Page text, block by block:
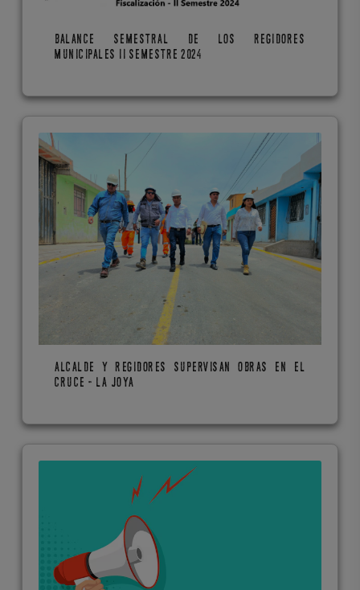
BALANCE SEMESTRAL DE LOS REGIDORES
MUNICIPALES II SEMESTRE 2024
ALCALDE Y REGIDORES SUPERVISAN OBRAS EN EL
CRUCE - LA JOYA